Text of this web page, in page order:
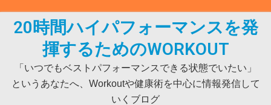
20時間ハイパフォーマンスを発
揮するためのWORKOUT
「いつでもベストパフォーマンスできる状態でいたい」
というあなたへ、Workoutや健康術を中心に情報発信して
いくブログ